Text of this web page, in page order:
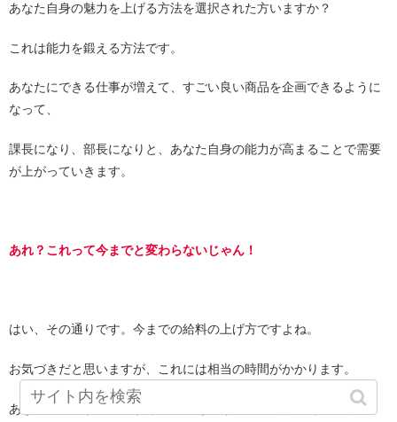
あなた自身の魅力を上げる方法を選択された方いますか？
これは能力を鍛える方法です。
あなたにできる仕事が増えて、すごい良い商品を企画できるように
なって、
課長になり、部長になりと、あなた自身の能力が高まることで需要
が上がっていきます。
あれ？これって今までと変わらないじゃん！
はい、その通りです。今までの給料の上げ方ですよね。
お気づきだと思いますが、これには相当の時間がかかります。
あなたの要望する、今すぐに年収を上げることには応えられませ